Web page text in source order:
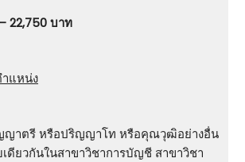
22,750 บาท
แหน่ง
ญาตรี หรือปริญญาโท หรือคุณวุฒิอย่างอื่น
ดียวกันในสาขาวิชาการบัญชี สาขาวิชา